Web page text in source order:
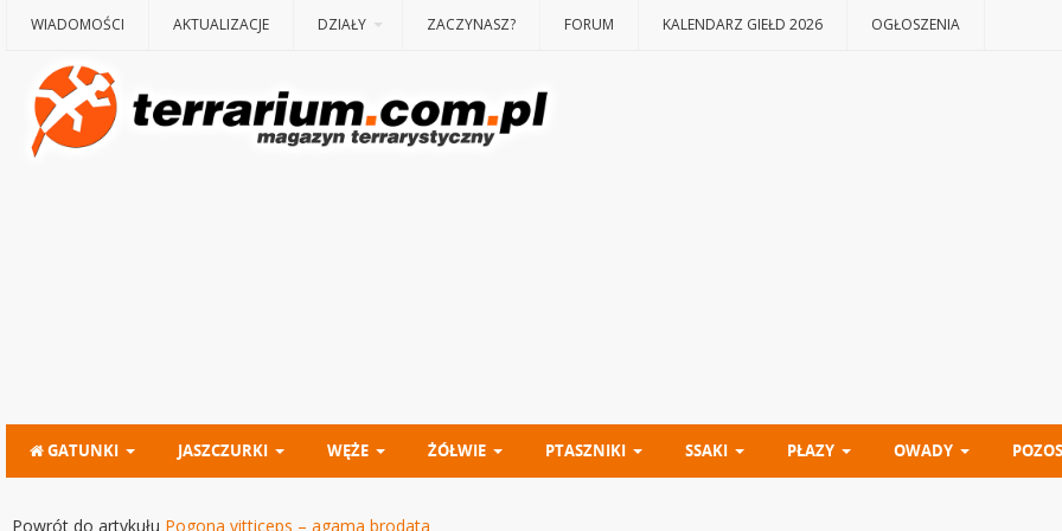
WIADOMOŚCI AKTUALIZACJE DZIAŁY ZACZYNASZ? FORUM KALENDARZ GIEŁD 2026 OGŁOSZENIA
GATUNKI JASZCZURKI WĘŻE ŻÓŁWIE PTASZNIKI SSAKI PŁAZY OWADY
Powrót do artykułu Pogona vitticeps – agama brodata